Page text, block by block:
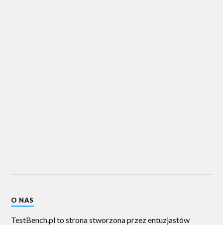
O NAS
TestBench.pl to strona stworzona przez entuzjastów